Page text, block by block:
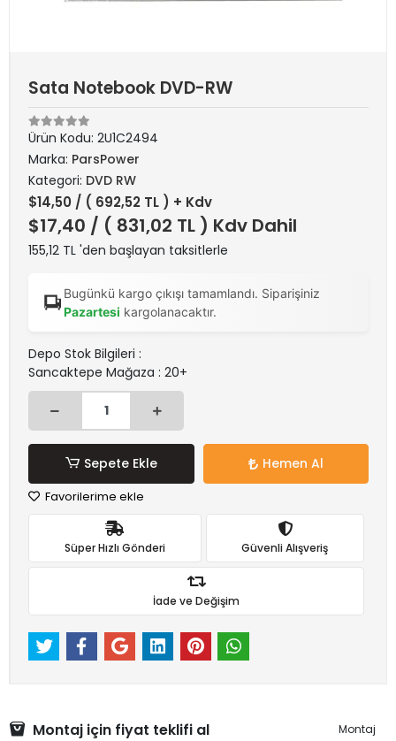
Sata Notebook DVD-RW
Ürün Kodu: 2U1C2494
Marka: ParsPower
Kategori: DVD RW
$14,50 / ( 692,52 TL ) + Kdv
$17,40 / ( 831,02 TL ) Kdv Dahil
155,12 TL 'den başlayan taksitlerle
Bugünkü kargo çıkışı tamamlandı. Siparişiniz
Pazartesi kargolanacaktır.
Depo Stok Bilgileri :
Sancaktepe Mağaza : 20+
Sepete Ekle Hemen Al
Favorilerime ekle
Süper Hızlı Gönderi Güvenli Alışveriş
İade ve Değişim
Montaj için fiyat teklifi al Montaj